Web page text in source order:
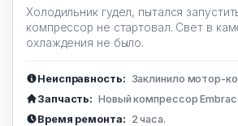
Холодильник гудел, пытался
компрессор не стартовал. Свет в
охлаждения не было.
Неисправность: Заклинило мотор-
Запчасть: Новый компрессор
Время ремонта: 2 часа.